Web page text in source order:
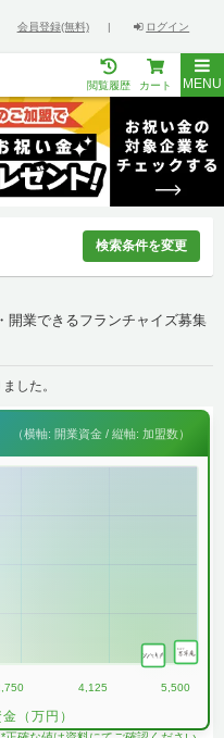
会員登録(無料) | ログイン
閲覧履歴 カート MENU
検索条件を変更
開業できるフランチャイズ募集
した。
（横軸: 開業資金 / 縦軸: 加盟数）
4,125 5,500
（万円）